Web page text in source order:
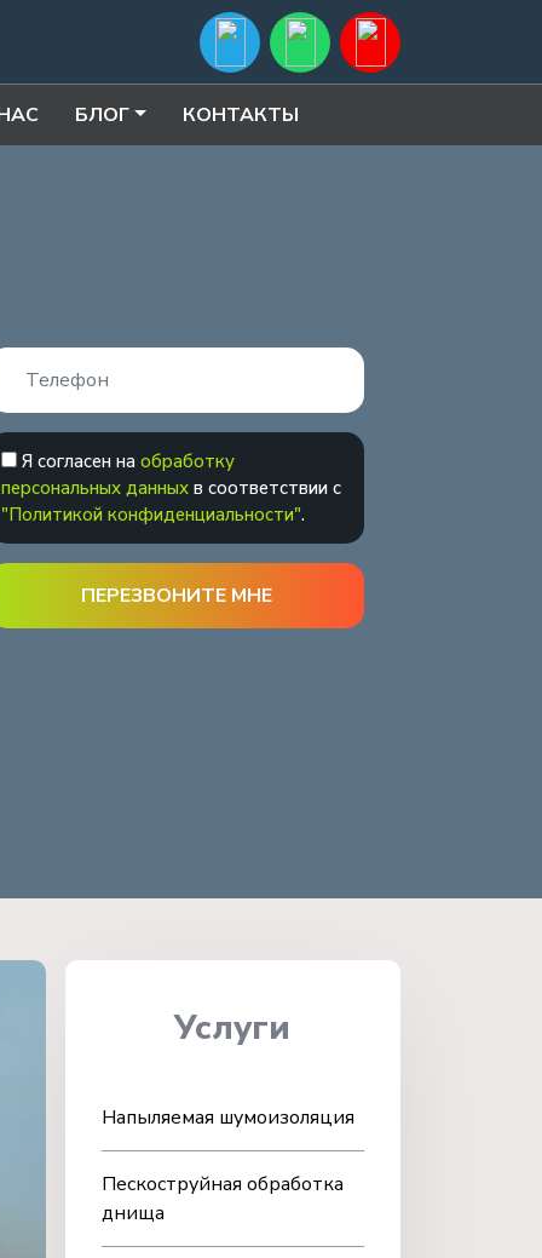
БЛОГ КОНТАКТЫ
Я согласен на обработку
персональных данных в соответствии с
"Политикой конфиденциальности".
Услуги
Напыляемая шумоизоляция
Пескоструйная обработка
днища